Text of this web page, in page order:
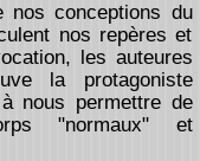
nos conceptions du
nos repères et
les auteures
la protagoniste
nous permettre de
"normaux" et